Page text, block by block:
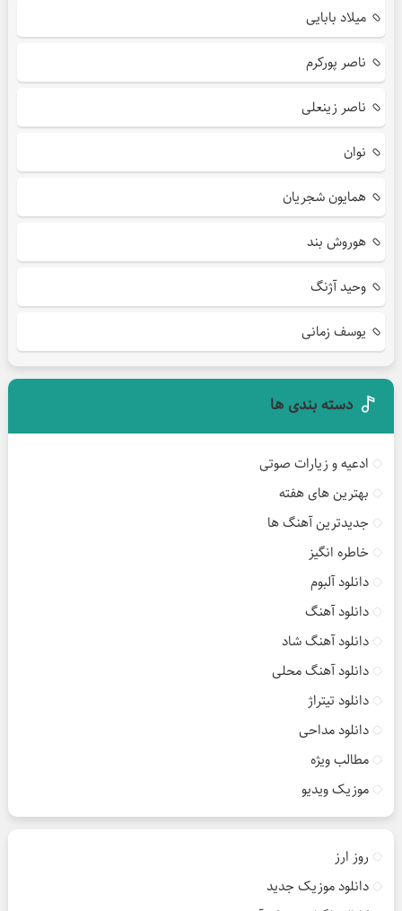
میلاد بابایی
ناصر پورکرم
ناصر زینعلی
نوان
همایون شجریان
هوروش بند
وحید آژنگ
یوسف زمانی
دسته بندی ها
ادعیه و زیارات صوتی
بهترین های هفته
جدیدترین آهنگ ها
خاطره انگیز
دانلود آلبوم
دانلود آهنگ
دانلود آهنگ شاد
دانلود آهنگ محلی
دانلود تیتراژ
دانلود مداحی
مطالب ویژه
موزیک ویدیو
روز ارز
دانلود موزیک جدید